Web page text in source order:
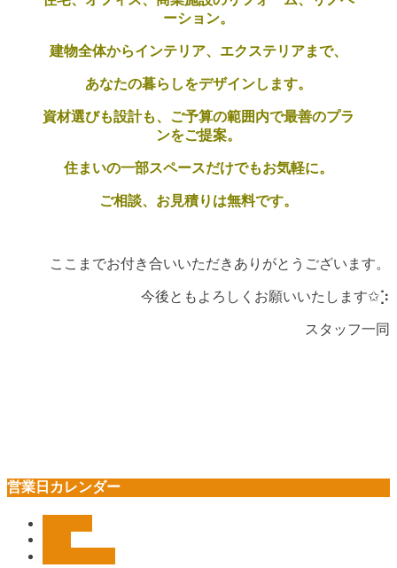
ーション。
建物全体からインテリア、エクステリアまで、
あなたの暮らしをデザインします。
資材選びも設計も、 ご予算の範囲内で最善のプラ
ンをご提案。
住まいの一部スペースだけでもお気軽に。
ご相談、お見積りは無料です。
ここまでお付き合いいただきありがとうございます。
今後ともよろしくお願いいたします✩︎⡱
スタッフ一同
営業日カレンダー